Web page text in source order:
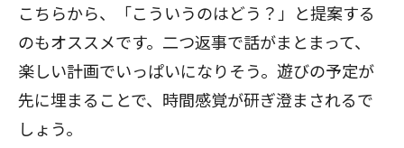
こちらから、「こういうのはどう？」と提案する
のもオススメです。二つ返事で話がまとまって、
楽しい計画でいっぱいになりそう。遊びの予定が
先に埋まることで、時間感覚が研ぎ澄まされるで
しょう。